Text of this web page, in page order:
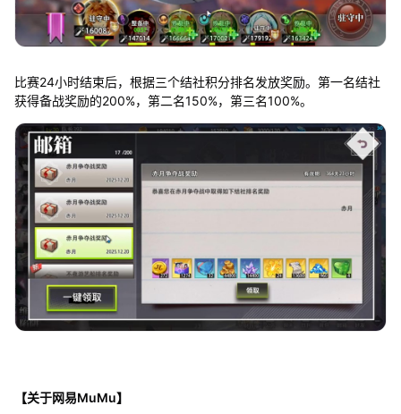
比赛24小时结束后，根据三个结社积分排名发放奖励。第一名结社
获得备战奖励的200%，第二名150%，第三名100%。
【关于网易MuMu】